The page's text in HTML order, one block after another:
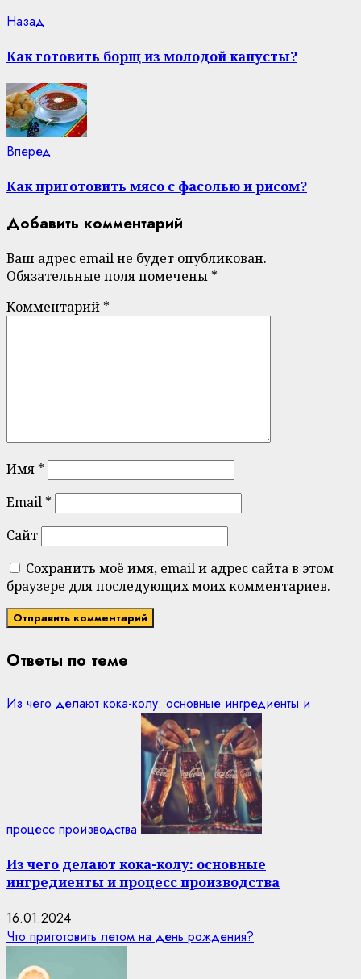
Continue
Reading
Назад
Как готовить борщ из молодой капусты?
Вперед
Как приготовить мясо с фасолью и рисом?
Добавить комментарий
Ваш адрес email не будет опубликован.
Обязательные поля помечены *
Комментарий *
Имя *
Email *
Сайт
Сохранить моё имя, email и адрес сайта в этом
браузере для последующих моих комментариев.
Ответы по теме
Из чего делают кока-колу: основные ингредиенты и
процесс производства
Из чего делают кока-колу: основные
ингредиенты и процесс производства
16.01.2024
Что приготовить летом на день рождения?